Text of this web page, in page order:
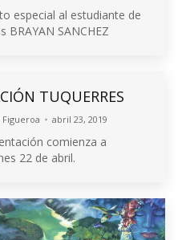
especial al estudiante de
BRAYAN SANCHEZ
TUQUERRES
Figueroa abril 23, 2019
comienza a
22 de abril.